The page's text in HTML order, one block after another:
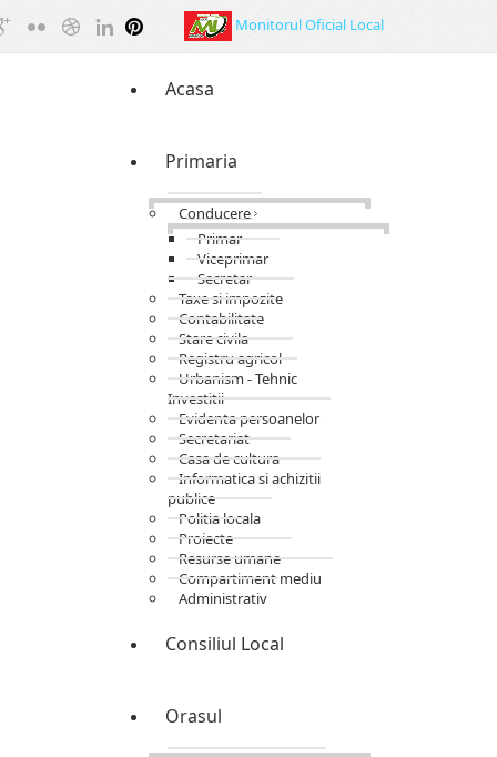
Monitorul Oficial Local
Acasa
Primaria
Conducere
Primar
Viceprimar
Secretar
Taxe si impozite
Contabilitate
Stare civila
Registru agricol
Urbanism - Tehnic
Investitii
Evidenta persoanelor
Secretariat
Casa de cultura
Informatica si achizitii
publice
Politia locala
Proiecte
Resurse umane
Compartiment mediu
Administrativ
Consiliul Local
Orasul